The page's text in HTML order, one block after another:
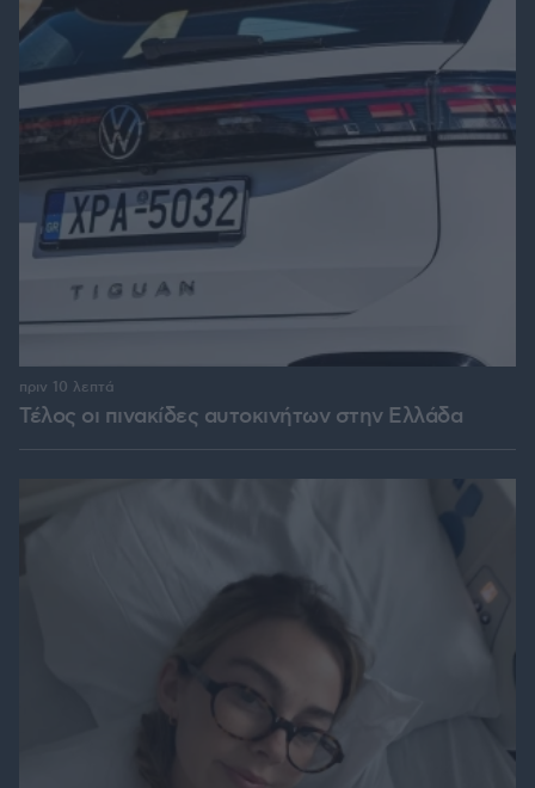
Τέλος οι πινακίδες αυτοκινήτων στην Ελλάδα
πριν 10 λεπτά